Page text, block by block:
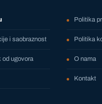
i saobraznost
od ugovora
Politika
Politika
O nama
Kontakt